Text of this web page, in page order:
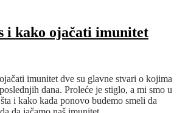
i kako ojačati imunitet
imunitet dve su glavne stvari o kojima
dana. Proleće je stiglo, a mi smo u
i kako kada ponovo budemo smeli da